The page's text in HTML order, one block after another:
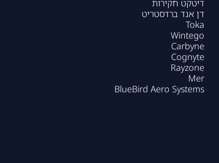
דיטקט חקירות
דן אנד ברדסטריט
Toka
Wintego
Carbyne
Cognyte
Rayzone
Mer
BlueBird Aero Systems